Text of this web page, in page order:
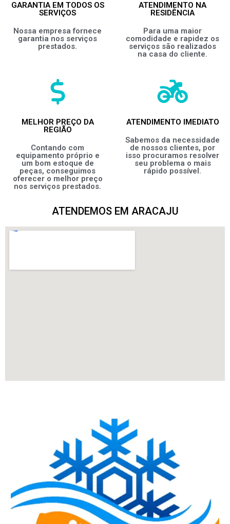
GARANTIA EM TODOS OS
SERVIÇOS
Nossa empresa fornece
garantia nos serviços
prestados.
ATENDIMENTO NA
RESIDÊNCIA
Para uma maior
comodidade e rapidez os
serviços são realizados
na casa do cliente.
MELHOR PREÇO DA
REGIÃO
Contando com
equipamento próprio e
um bom estoque de
peças, conseguimos
oferecer o melhor preço
nos serviços prestados.
ATENDIMENTO IMEDIATO
Sabemos da necessidade
de nossos clientes, por
isso procuramos resolver
seu problema o mais
rápido possível.
ATENDEMOS EM ARACAJU